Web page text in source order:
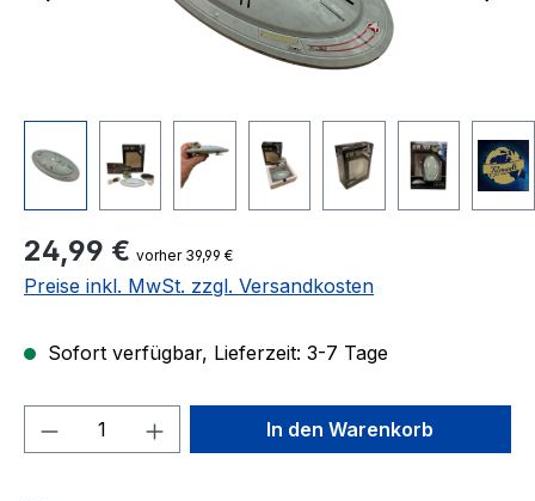
Regulärer Preis:
24,99 € vorher 39,99 €
Preise inkl. MwSt. zzgl. Versandkosten
Sofort verfügbar, Lieferzeit: 3-7 Tage
Produkt Anzahl: Gib denIn den Warenkorb